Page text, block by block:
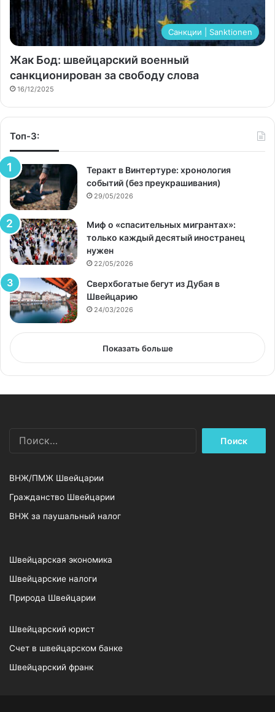
Санкции | Sanktionen
Жак Бод: швейцарский военный
санкционирован за свободу слова
16/12/2025
Топ-3:
Теракт в Винтертуре: хронология
событий (без преукрашивания)
29/05/2026
Миф о «спасительных мигрантах»:
только каждый десятый иностранец
нужен
22/05/2026
Сверхбогатые бегут из Дубая в
Швейцарию
24/03/2026
Показать больше
ВНЖ/ПМЖ Швейцарии
Гражданство Швейцарии
ВНЖ за паушальный налог
Швейцарская экономика
Швейцарские налоги
Природа Швейцарии
Швейцарский юрист
Счет в швейцарском банке
Швейцарский франк